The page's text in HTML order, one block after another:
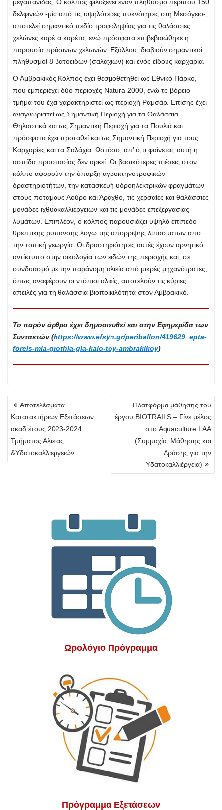
μεγαπανίδας. Ο κόλπος φιλοξενεί έναν πληθυσμό περίπου 150
δελφινιών -μία από τις υψηλότερες πυκνότητες στη Μεσόγειο-,
αποτελεί σημαντικό πεδίο τροφοληψίας για τις θαλάσσιες
χελώνες καρέτα καρέτα, ενώ πρόσφατα επιβεβαιώθηκε η
παρουσία πράσινων χελωνών. Εξάλλου, διαβιούν σημαντικοί
πληθυσμοί 8 βατοειδών (σαλαχιών) και ενός είδους καρχαρία.
Ο Αμβρακικός Κόλπος έχει θεσμοθετηθεί ως Εθνικό Πάρκο,
που εμπεριέχει δύο περιοχές Natura 2000, ενώ το βόρειο
τμήμα του έχει χαρακτηριστεί ως περιοχή Ραμσάρ. Επίσης έχει
αναγνωριστεί ως Σημαντική Περιοχή για τα Θαλάσσια
Θηλαστικά και ως Σημαντική Περιοχή για τα Πουλιά και
πρόσφατα έχει προταθεί και ως Σημαντική Περιοχή για τους
Καρχαρίες και τα Σαλάχια. Ωστόσο, απ’ ό,τι φαίνεται, αυτή η
ασπίδα προστασίας δεν αρκεί. Οι βασικότερες πιέσεις στον
κόλπο αφορούν την ύπαρξη αγροκτηνοτροφικών
δραστηριοτήτων, την κατασκευή υδροηλεκτρικών φραγμάτων
στους ποταμούς Λούρο και Άραχθο, τις χερσαίες και θαλάσσιες
μονάδες ιχθυοκαλλιεργειών και τις μονάδες επεξεργασίας
λυμάτων. Επιπλέον, ο κόλπος παρουσιάζει υψηλό επίπεδο
θρεπτικής ρύπανσης λόγω της απόρριψης λιπασμάτων από
την τοπική γεωργία. Οι δραστηριότητες αυτές έχουν αρνητικό
αντίκτυπο στην οικολογία των ειδών της περιοχής και, σε
συνδυασμό με την παράνομη αλιεία από μικρές μηχανότρατες,
όπως αναφέρουν οι ντόπιοι αλιείς, αποτελούν τις κύριες
απειλές για τη θαλάσσια βιοποικιλότητα στον Αμβρακικό.
Το παρόν άρθρο έχει δημοσιευθεί και στην Εφημερίδα των
Συντακτών (https://www.efsyn.gr/periballon/419629_epta-
foreis-mia-grothia-gia-kalo-toy-ambrakikoy)
Πλοήγηση
Αποτελέσματα
Κατατακτήριων Εξετάσεων
ακαδ.έτους 2023-2024
Τμήματος Αλιείας
&Υδατοκαλλιεργειών
Πλατφόρμα μάθησης του
έργου BIOTRAILS – Γίνε μέλος
στο Aquaculture LAA
(Συμμαχία Μάθησης και
Δράσης για την
Υδατοκαλλιέργεια)
Ωρολόγιο Πρόγραμμα
Πρόγραμμα Εξετάσεων